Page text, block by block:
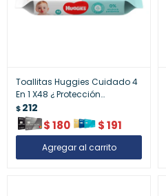
Toallitas Huggies Cuidado 4
En 1 X48 ¿ Protección
Completa
$212
$180 $191